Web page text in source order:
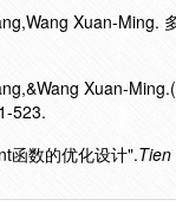
Xuan-Ming.
Xuan-
523.
函数的优化设计".